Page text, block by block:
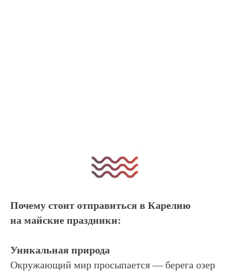
Почему стоит отправиться в Карелию
на майские праздники:
Уникальная природа
Окружающий мир просыпается — берега озер